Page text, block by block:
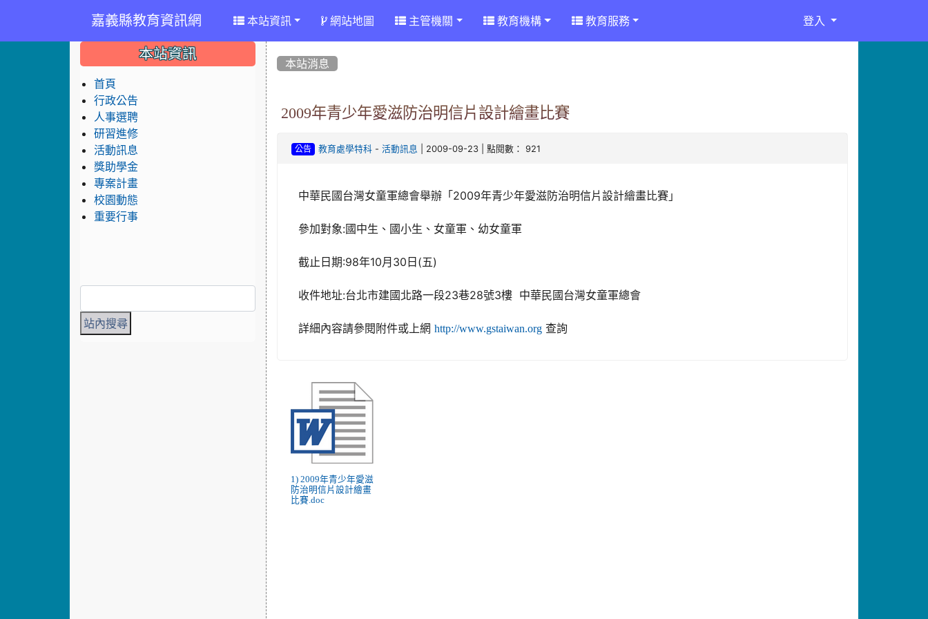
嘉義縣教育資訊網 本站資訊 網站地圖 主管機關 教育機構 教育服務 登入
本站消息
2009年青少年愛滋防治明信片設計繪畫比賽
公告 教育處學特科 - 活動訊息 | 2009-09-23 | 點閱數： 921
中華民國台灣女童軍總會舉辦「2009年青少年愛滋防治明信片設計繪畫比賽」
參加對象:國中生、國小生、女童軍、幼女童軍
截止日期:98年10月30日(五)
收件地址:台北市建國北路一段23巷28號3樓 中華民國台灣女童軍總會
詳細內容請參閱附件或上網http://www.gstaiwan.org 查詢
1) 2009年青少年愛滋
防治明信片設計繪畫
比賽.doc
::: 本站資訊
首頁
行政公告
人事選聘
研習進修
活動訊息
獎助學金
專案計畫
校園動態
重要行事